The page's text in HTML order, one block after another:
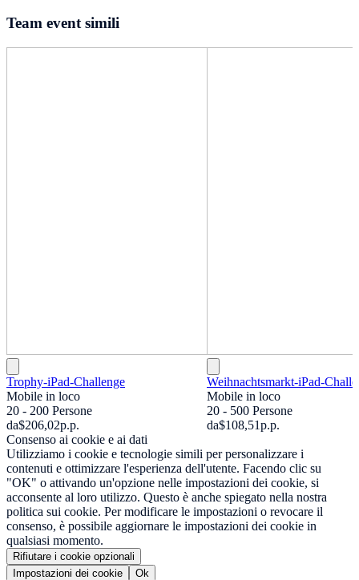
Team event simili
Trophy-iPad-Challenge
Mobile in loco
20 - 200 Persone
da$206,02p.p.
Weihnachtsmarkt-iPad-
Mobile in loco
20 - 500 Persone
da$108,51p.p.
Consenso ai cookie e ai dati
Utilizziamo i cookie e tecnologie simili per personalizzare i
contenuti e ottimizzare l'esperienza dell'utente. Facendo clic su
"OK" o attivando un'opzione nelle impostazioni dei cookie, si
acconsente al loro utilizzo. Questo è anche spiegato nella nostra
politica sui cookie. Per modificare le impostazioni o revocare il
consenso, è possibile aggiornare le impostazioni dei cookie in
qualsiasi momento.
Rifiutare i cookie opzionali
Impostazioni dei cookie
Ok